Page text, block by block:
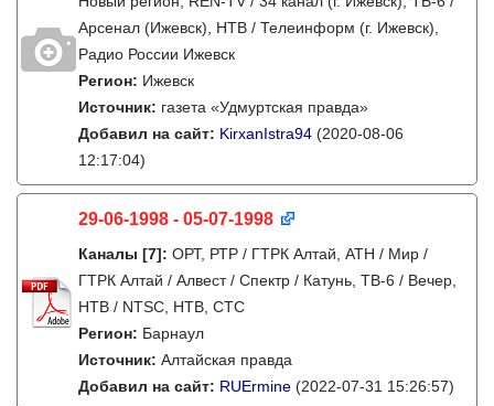
Арсенал (Ижевск), НТВ / Телеинформ (г. Ижевск),
Радио России Ижевск
Регион: Ижевск
Источник: газета «Удмуртская правда»
Добавил на сайт: KirxanIstra94 (2020-08-06
12:17:04)
29-06-1998 - 05-07-1998
Каналы [7]: ОРТ, РТР / ГТРК Алтай, АТН / Мир /
ГТРК Алтай / Алвест / Спектр / Катунь, ТВ-6 / Вечер,
НТВ / NTSC, НТВ, СТС
Регион: Барнаул
Источник: Алтайская правда
Добавил на сайт: RUErmine (2022-07-31 15:26:57)